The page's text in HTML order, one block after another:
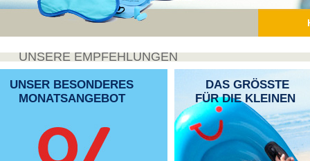
UNSERE EMPFEHLUNGEN
UNSER BESONDERES
MONATSANGEBOT
DAS GRÖSSTE
FÜR DIE KLEINEN